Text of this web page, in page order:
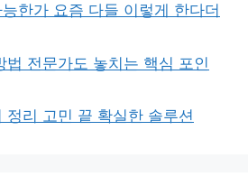
한가 요즘 다들 이렇게 한다더
법 전문가도 놓치는 핵심 포인
정리 고민 끝 확실한 솔루션